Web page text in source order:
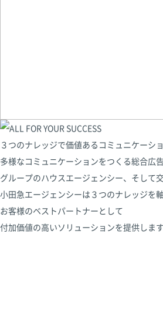
３つのナレッジで価値あるコミュニケーシ
多様なコミュニケーションをつくる総合広告
グループのハウスエージェンシー、そして
小田急エージェンシーは３つのナレッジを
お客様のベストパートナーとして
付加価値の高いソリューションを提供します